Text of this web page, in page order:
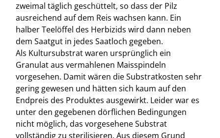
zweimal täglich geschüttelt, so dass der Pilz
ausreichend auf dem Reis wachsen kann. Ein
halber Teelöffel des Herbizids wird dann neben
dem Saatgut in jedes Saatloch gegeben.
Als Kultursubstrat waren ursprünglich ein
Granulat aus vermahlenen Maisspindeln
vorgesehen. Damit wären die Substratkosten sehr
gering gewesen und hätten sich kaum auf den
Endpreis des Produktes ausgewirkt. Leider war es
unter den gegebenen dörflichen Bedingungen
nicht möglich, das vorgesehene Substrat
vollständig zu sterilisieren. Aus diesem Grund